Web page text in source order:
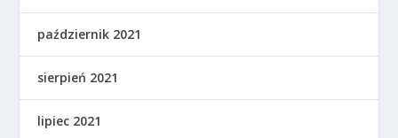
październik 2021
sierpień 2021
lipiec 2021